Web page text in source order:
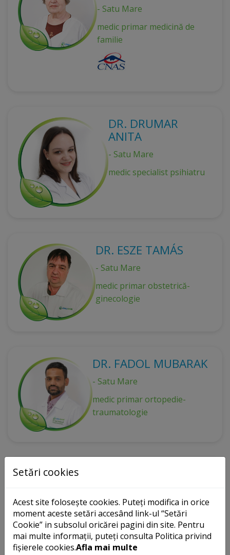
- Satu Mare
medic primar medicină de
familie
DR. DRUMAR
ANITA
- Satu Mare
medic specialist psihiatru
DR. ESZE TAMÁS
- Satu Mare
medic primar obstetrică-
ginecologie
DR. FADOL MUBARAK
- Satu Mare
medic primar ortopedie-
traumatologie
DR. FÂNTÂNĂ DAN-IOAN
medic primar diabet zaharat,
nutriție și boli metabolice
Setări cookies
Acest site folosește cookies. Puteți modifica in orice
moment aceste setări accesând link-ul “Setări
Cookie” in subsolul oricărei pagini din site. Pentru
mai multe informații, puteți consulta Politica privind
fișierele cookies.Afla mai multe